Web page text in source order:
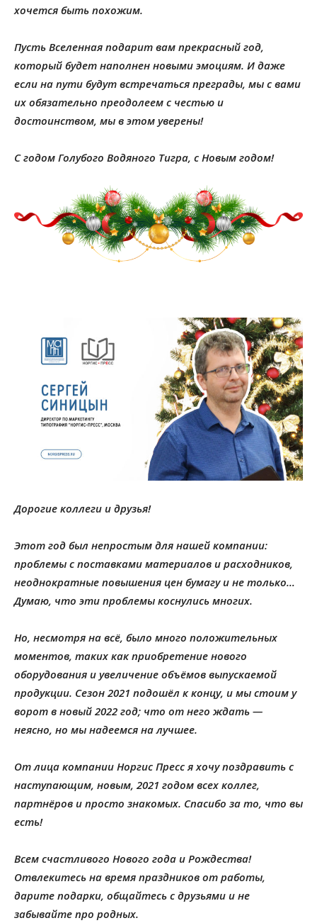
хочется быть похожим.
Пусть Вселенная подарит вам прекрасный год,
который будет наполнен новыми эмоциям. И даже
если на пути будут встречаться преграды, мы с вами
их обязательно преодолеем с честью и
достоинством, мы в этом уверены!
С годом Голубого Водяного Тигра, с Новым годом!
Дорогие коллеги и друзья!
Этот год был непростым для нашей компании:
проблемы с поставками материалов и расходников,
неоднократные повышения цен бумагу и не только…
Думаю, что эти проблемы коснулись многих.
Но, несмотря на всё, было много положительных
моментов, таких как приобретение нового
оборудования и увеличение объёмов выпускаемой
продукции. Сезон 2021 подошёл к концу, и мы стоим у
ворот в новый 2022 год; что от него ждать —
неясно, но мы надеемся на лучшее.
От лица компании Норгис Пресс я хочу поздравить с
наступающим, новым, 2021 годом всех коллег,
партнёров и просто знакомых. Спасибо за то, что вы
есть!
Всем счастливого Нового года и Рождества!
Отвлекитесь на время праздников от работы,
дарите подарки, общайтесь с друзьями и не
забывайте про родных.